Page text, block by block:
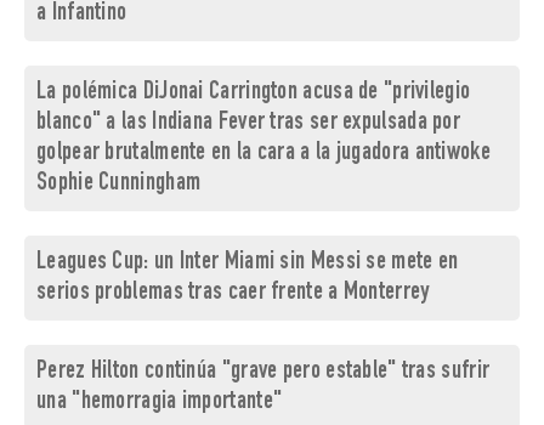
a Infantino
La polémica DiJonai Carrington acusa de "privilegio
blanco" a las Indiana Fever tras ser expulsada por
golpear brutalmente en la cara a la jugadora antiwoke
Sophie Cunningham
Leagues Cup: un Inter Miami sin Messi se mete en
serios problemas tras caer frente a Monterrey
Perez Hilton continúa "grave pero estable" tras sufrir
una "hemorragia importante"